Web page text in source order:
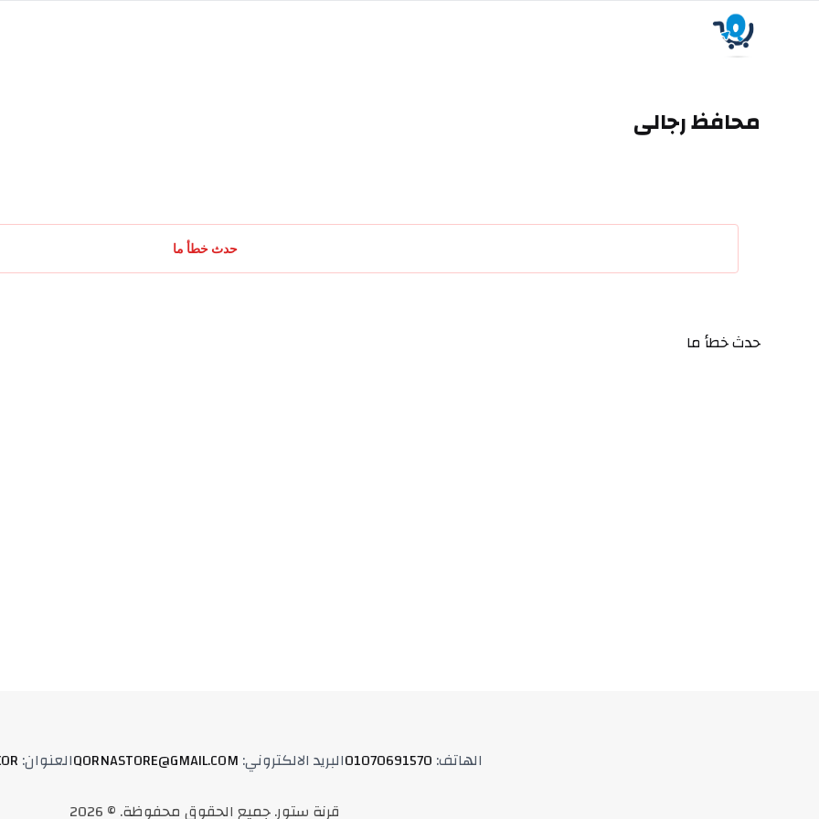
محافظ رجالى
حدث خطأ ما
حدث خطأ ما
الهاتف:
01070691570البريد الالكتروني:
QORNASTORE@GMAIL.COMالعنوان:
قرنة ستور.جميع الحقوق محفوظة. ©
2026